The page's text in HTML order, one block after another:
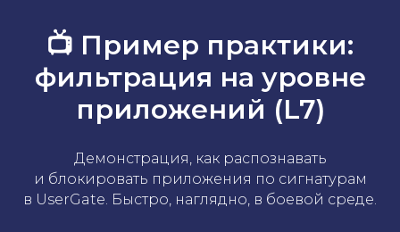
📺 Пример практики:
фильтрация на уровне
приложений (L7)
Демонстрация, как распознавать
и блокировать приложения по сигнатурам
в UserGate. Быстро, наглядно, в боевой среде.